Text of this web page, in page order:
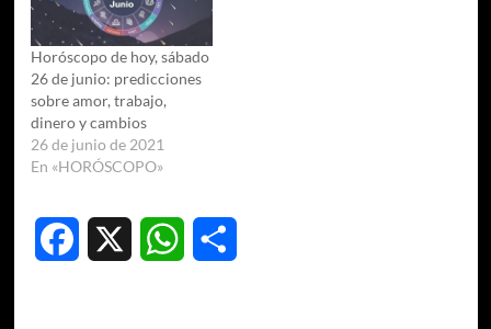
Horóscopo de hoy, sábado
26 de junio: predicciones
sobre amor, trabajo,
dinero y cambios
26 de junio de 2021
En «HORÓSCOPO»
Facebook WhatsApp